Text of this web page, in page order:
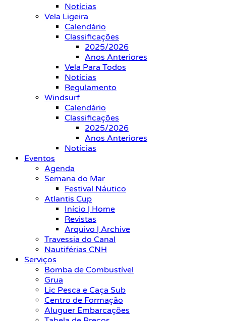
Notícias
Vela Ligeira
Calendário
Classificações
2025/2026
Anos Anteriores
Vela Para Todos
Notícias
Regulamento
Windsurf
Calendário
Classificações
2025/2026
Anos Anteriores
Notícias
Eventos
Agenda
Semana do Mar
Festival Náutico
Atlantis Cup
Início | Home
Revistas
Arquivo | Archive
Travessia do Canal
Nautiférias CNH
Serviços
Bomba de Combustível
Grua
Lic Pesca e Caça Sub
Centro de Formação
Aluguer Embarcações